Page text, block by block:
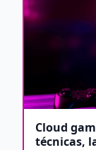
Cloud
técnicas,